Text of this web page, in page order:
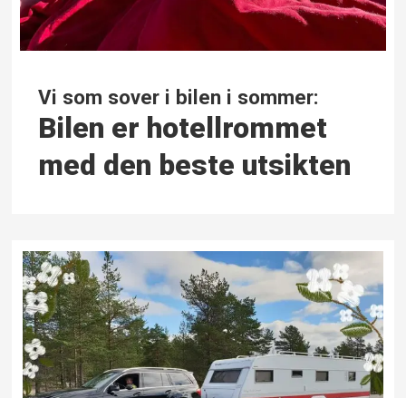
Vi som sover i bilen i sommer:
Bilen er hotellrommet
med den beste utsikten